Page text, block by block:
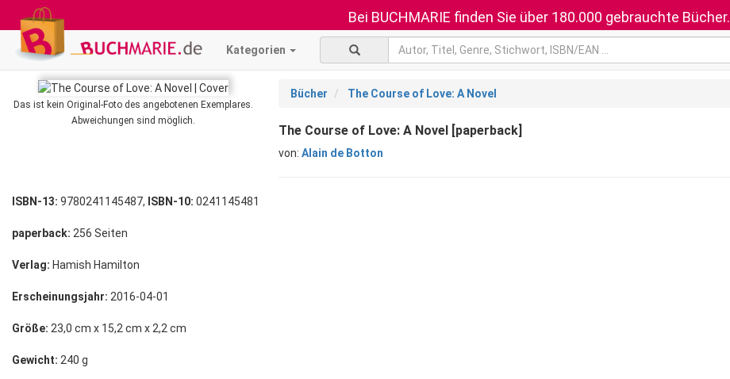
Bei BUCHMARIE finden Sie über 180.000 gebrauchte Bücher.
Kategorien
Das ist kein Original-Foto des angebotenen Exemplares.
Abweichungen sind möglich.
Bücher The Course of Love: A Novel
The Course of Love: A Novel [paperback]
von: Alain de Botton
ISBN-13: 9780241145487, ISBN-10: 0241145481
paperback: 256 Seiten
Verlag: Hamish Hamilton
Erscheinungsjahr: 2016-04-01
Größe: 23,0 cm x 15,2 cm x 2,2 cm
Gewicht: 240 g